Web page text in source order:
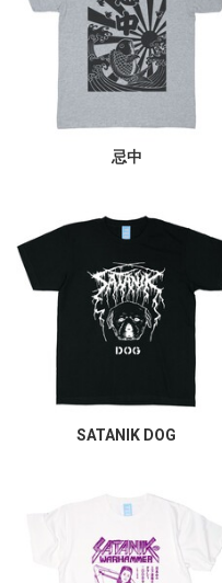
忌中
SATANIK DOG